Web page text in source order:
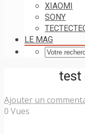
XIAOMI
SONY
LE MAG
test
Ajouter un
0 Vues